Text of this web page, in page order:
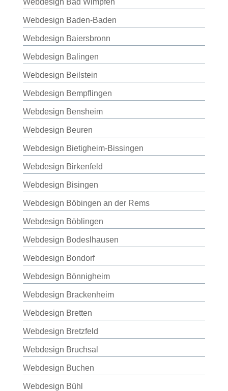
Webdesign Bad Wimpfen
Webdesign Baden-Baden
Webdesign Baiersbronn
Webdesign Balingen
Webdesign Beilstein
Webdesign Bempflingen
Webdesign Bensheim
Webdesign Beuren
Webdesign Bietigheim-Bissingen
Webdesign Birkenfeld
Webdesign Bisingen
Webdesign Böbingen an der Rems
Webdesign Böblingen
Webdesign Bodeslhausen
Webdesign Bondorf
Webdesign Bönnigheim
Webdesign Brackenheim
Webdesign Bretten
Webdesign Bretzfeld
Webdesign Bruchsal
Webdesign Buchen
Webdesign Bühl